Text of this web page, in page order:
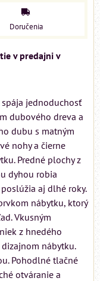
Doručenia
v predajni v
jednoduchosť
dubového dreva a
dubu s matným
nohy a čierne
Predné plochy z
dyhou robia
aj dlhé roky.
nábytku, ktorý
Vkusným
z hnedého
nábytku.
Pohodlné tlačné
otváranie a